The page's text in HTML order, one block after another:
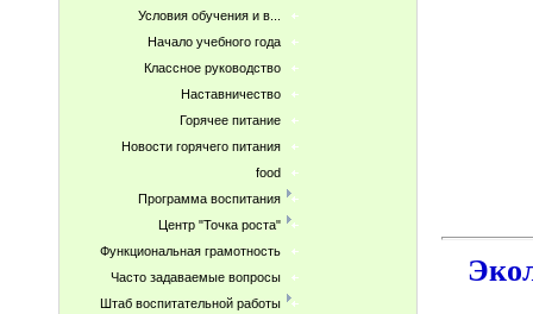
Условия обучения и в...
Начало учебного года
Классное руководство
Наставничество
Горячее питание
Новости горячего питания
food
Программа воспитания
Центр "Точка роста"
Функциональная грамотность
Часто задаваемые вопросы
Штаб воспитательной работы